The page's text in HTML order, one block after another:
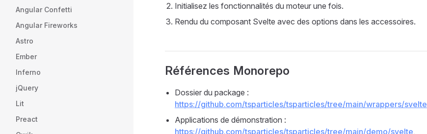
Angular Confetti
Angular Fireworks
Astro
Ember
Inferno
jQuery
Lit
Preact
Initialisez les fonctionnalités du moteur une fois.
Rendu du composant Svelte avec des options dans les accessoires.
Références Monorepo
Dossier du package :
https://github.com/tsparticles/tsparticles/tree/main/wrappers/svelte
Applications de démonstration :
https://github.com/tsparticles/tsparticles/tree/main/demo/svelte